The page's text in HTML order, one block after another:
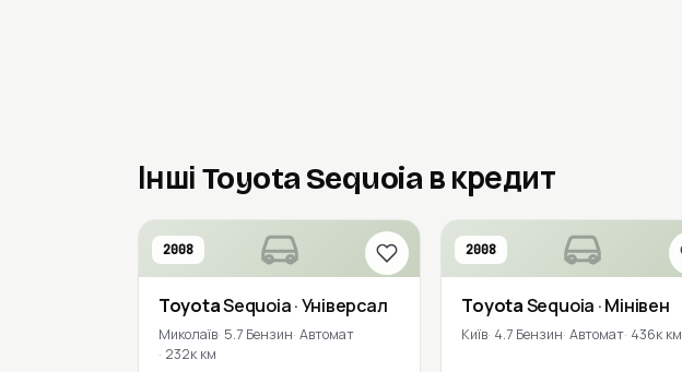
Інші Toyota Sequoia в кредит
2008
ToyotaSequoia· Універсал
Миколаїв 5.7 Бензин Автомат
232к км
2008
ToyotaSequoia · Мінівен
Київ 4.7 Бензин Автомат 436к км